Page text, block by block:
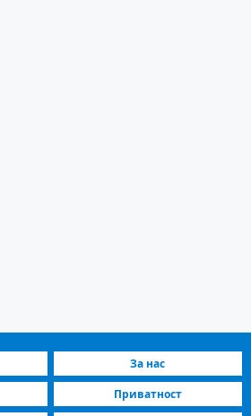
За нас
Приватност